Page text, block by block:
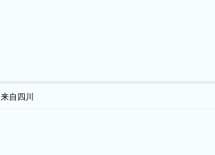
来自四川